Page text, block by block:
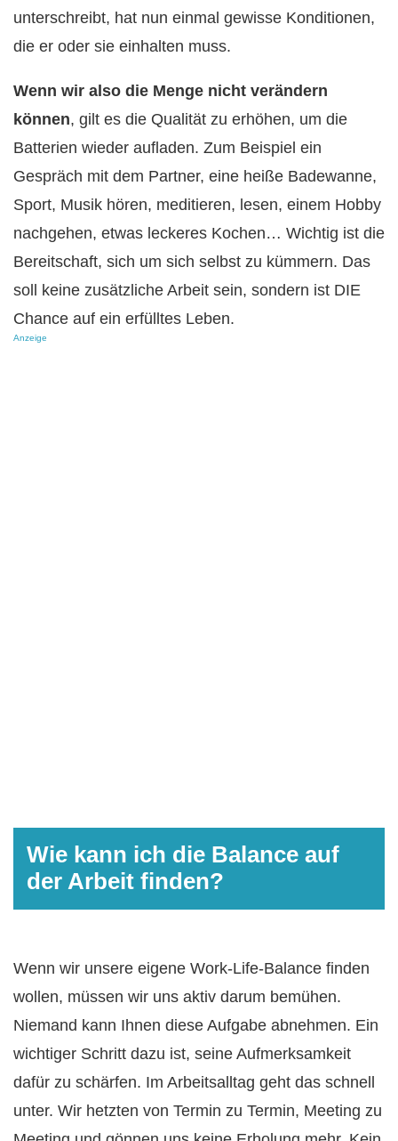
unterschreibt, hat nun einmal gewisse Konditionen,
die er oder sie einhalten muss.
Wenn wir also die Menge nicht verändern
können, gilt es die Qualität zu erhöhen, um die
Batterien wieder aufladen. Zum Beispiel ein
Gespräch mit dem Partner, eine heiße Badewanne,
Sport, Musik hören, meditieren, lesen, einem Hobby
nachgehen, etwas leckeres Kochen… Wichtig ist die
Bereitschaft, sich um sich selbst zu kümmern. Das
soll keine zusätzliche Arbeit sein, sondern ist DIE
Chance auf ein erfülltes Leben.
Anzeige
Wie kann ich die Balance auf
der Arbeit finden?
Wenn wir unsere eigene Work-Life-Balance finden
wollen, müssen wir uns aktiv darum bemühen.
Niemand kann Ihnen diese Aufgabe abnehmen. Ein
wichtiger Schritt dazu ist, seine Aufmerksamkeit
dafür zu schärfen. Im Arbeitsalltag geht das schnell
unter. Wir hetzten von Termin zu Termin, Meeting zu